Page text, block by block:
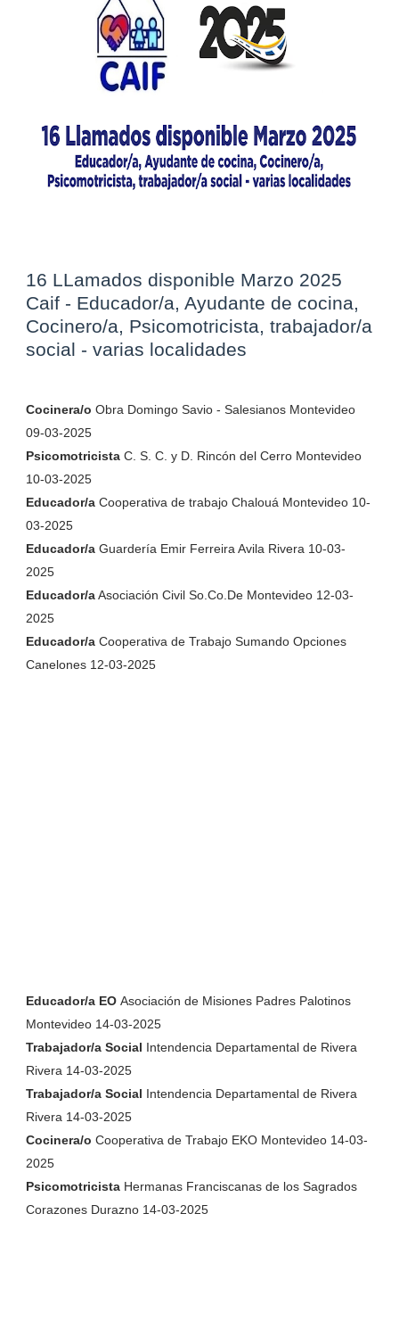
16 LLamados disponible Marzo 2025
Caif - Educador/a, Ayudante de cocina,
Cocinero/a, Psicomotricista, trabajador/a
social - varias localidades
Cocinera/o Obra Domingo Savio - Salesianos Montevideo
09-03-2025
PsicomotricistaC. S. C. y D. Rincón del Cerro Montevideo
10-03-2025
Educador/aCooperativa de trabajo Chalouá Montevideo 10-
03-2025
Educador/aGuardería Emir Ferreira Avila Rivera 10-03-
2025
Educador/aAsociación Civil So.Co.De Montevideo 12-03-
2025
Educador/aCooperativa de Trabajo Sumando Opciones
Canelones 12-03-2025
Educador/a EO Asociación de Misiones Padres Palotinos
Montevideo 14-03-2025
Trabajador/a Social Intendencia Departamental de Rivera
Rivera 14-03-2025
Trabajador/a Social Intendencia Departamental de Rivera
Rivera 14-03-2025
Cocinera/o Cooperativa de Trabajo EKO Montevideo 14-03-
2025
PsicomotricistaHermanas Franciscanas de los Sagrados
Corazones Durazno 14-03-2025